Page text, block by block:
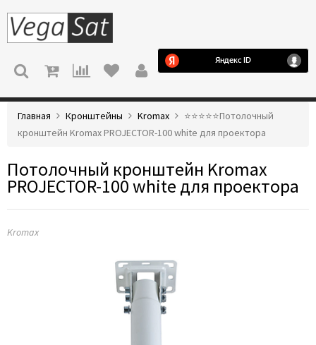
МЕНЮ
Главная Кронштейны Kromax
⭐️⭐️⭐️⭐️⭐️Потолочный
кронштейн Kromax PROJECTOR-100 white для проектора
Потолочный кронштейн Kromax
PROJECTOR-100 white для проектора
Kromax